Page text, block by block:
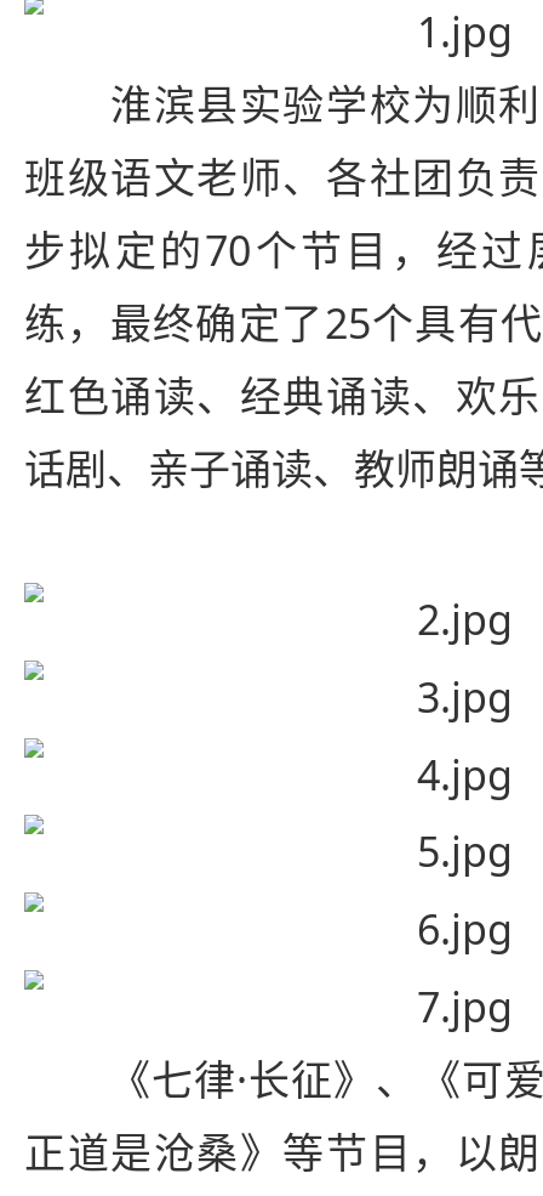
淮滨县实验学校为顺利
班级语文老师、各社团负
步拟定的70个节目，经
练，最终确定了25个具有
红色诵读、经典诵读、欢
话剧、亲子诵读、教师朗诵
《七律·长征》、《可
正道是沧桑》等节目，以